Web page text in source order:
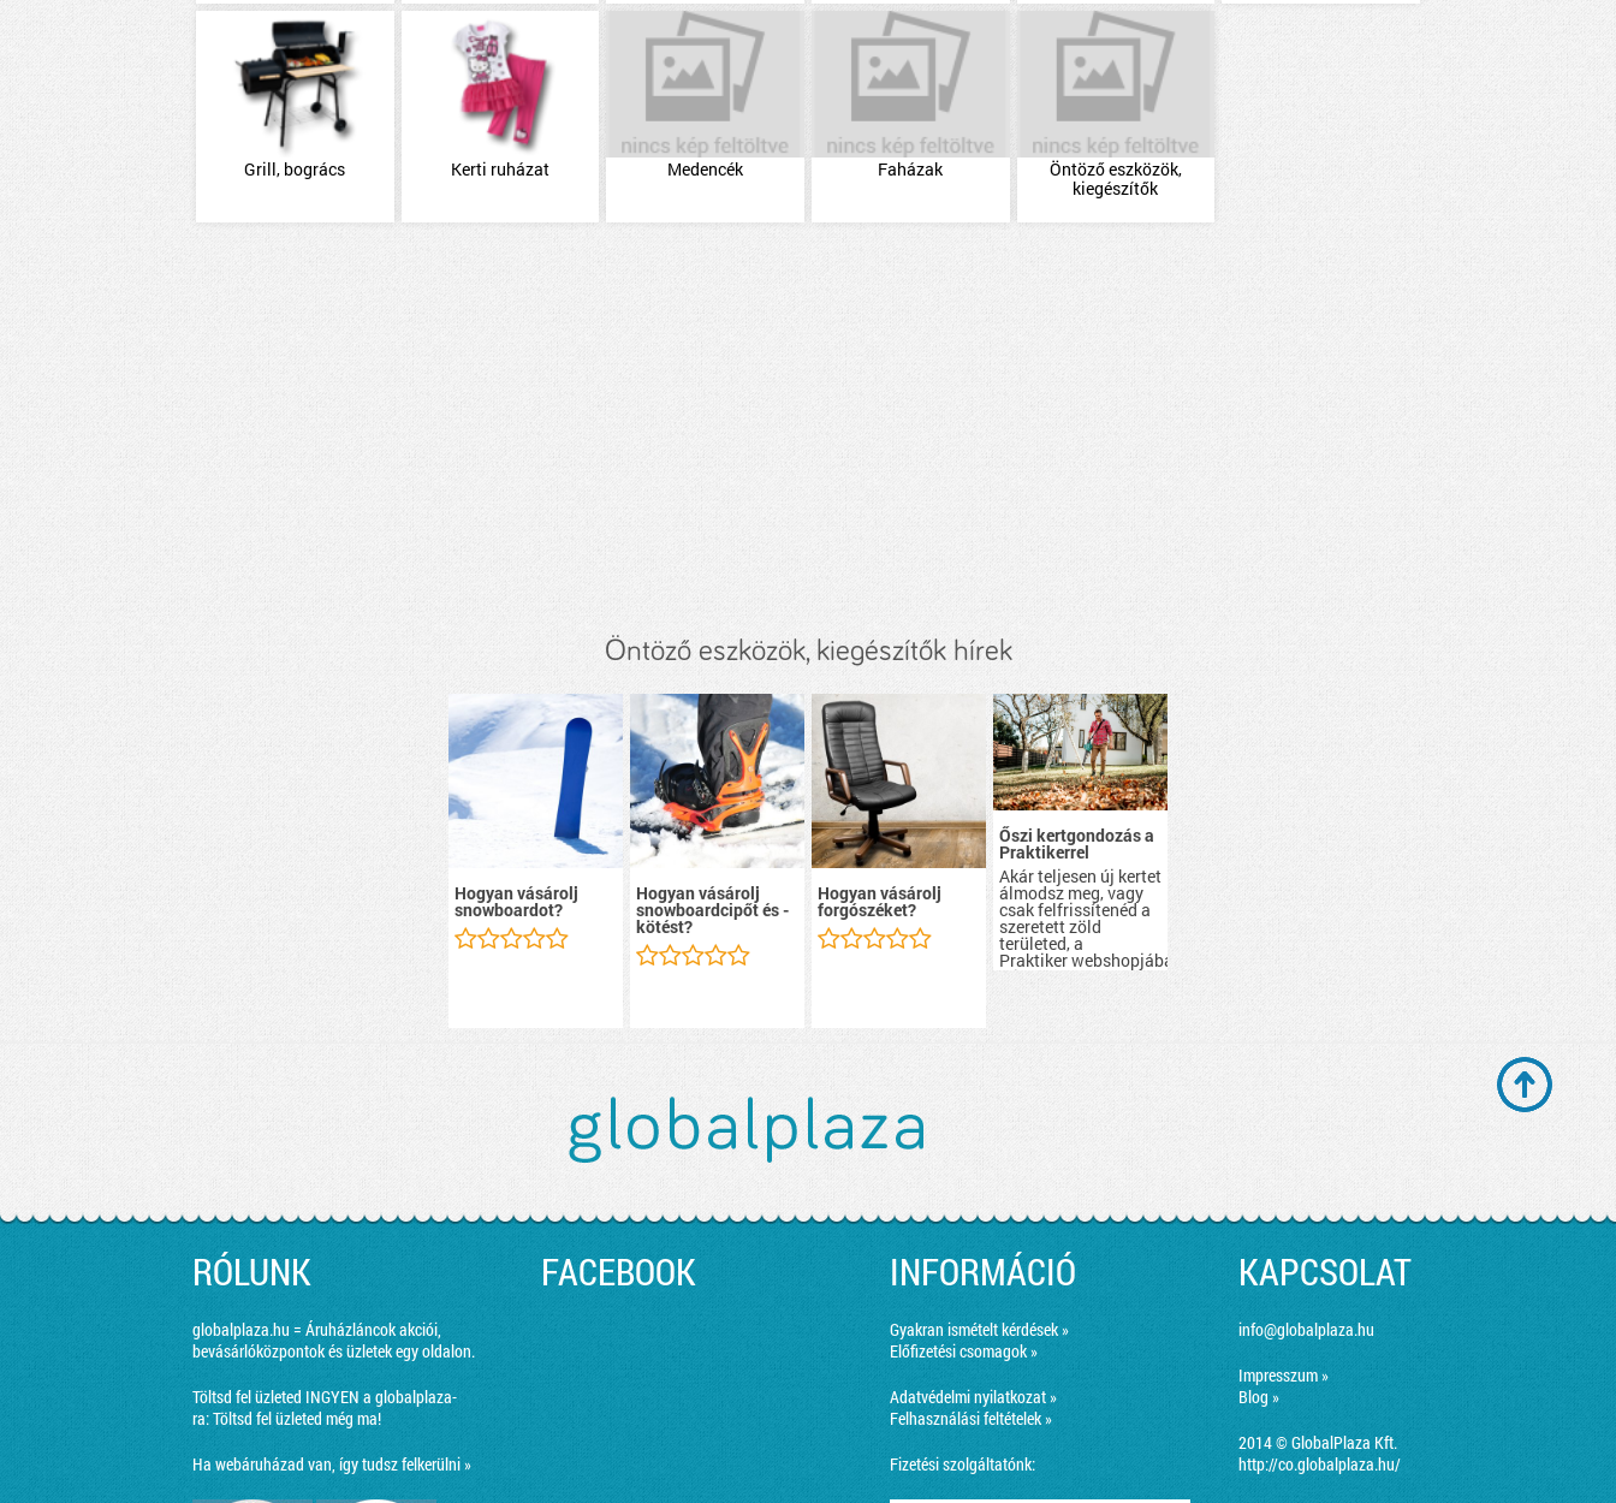
Grill, bogrács Kerti ruházat Medencék Faházak
Öntöző eszközök,
kiegészítők
Öntöző eszközök, kiegészítők hírek
Hogyan vásárolj
snowboardot?
Hogyan vásárolj
snowboardcipőt és -
kötést?
Hogyan vásárolj
forgószéket?
Őszi kertgondozás a
Praktikerrel
Akár teljesen új kertet
álmodsz meg, vagy
csak felfrissítenéd a
szeretett zöld
területed, a
Praktiker webshopjában
minden elemet
RÓLUNK
globalplaza.hu = Áruházláncok akciói,
bevásárlóközpontok és üzletek egy oldalon.
Töltsd fel üzleted INGYEN a globalplaza-
ra:Töltsd fel üzleted még ma!
Ha webáruházad van, így tudsz felkerülni »
FACEBOOK INFORMÁCIÓ
Gyakran ismételt kérdések »
Előfizetési csomagok »
Adatvédelmi nyilatkozat »
Felhasználási feltételek »
Fizetési szolgáltatónk:
KAPCSOLAT
info@globalplaza.hu
Impresszum »
Blog »
2014 © GlobalPlaza Kft.
http://co.globalplaza.hu/